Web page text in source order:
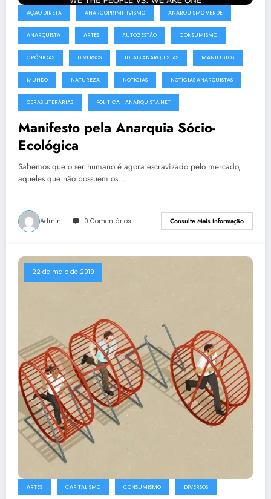
AÇÃO DIRETA ANARCOPRIMITIVISMO ANARQUISMO VERDE
ANARQUISTA ARTES AUTOGESTÃO CONSUMISMO
CRÔNICAS DIVERSOS IDEAIS ANARQUISTAS MANIFESTOS
MUNDO NATUREZA NOTÍCIAS NOTÍCIAS ANARQUISTAS
OBRAS LITERÁRIAS POLITICA - ANARQUISTA.NET
Manifesto pela Anarquia Sócio-
Ecológica
Sabemos que o ser humano é agora escravizado pelo mercado,
aqueles que não possuem os…
Admin 0 Comentários Consulte Mais Informação
22 de maio de 2019
ARTES CAPITALISMO CONSUMISMO DIVERSOS